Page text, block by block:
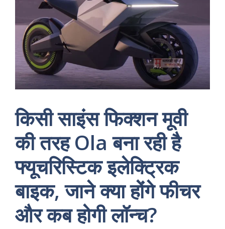
किसी साइंस फिक्शन मूवी
की तरह Ola बना रही है
फ्यूचरिस्टिक इलेक्ट्रिक
बाइक, जाने क्या होंगे फीचर
और कब होगी लॉन्च?